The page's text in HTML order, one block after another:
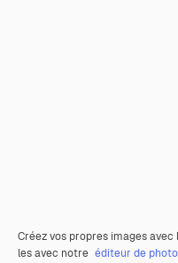
Créez vos propres images avec
les avec notre éditeur de